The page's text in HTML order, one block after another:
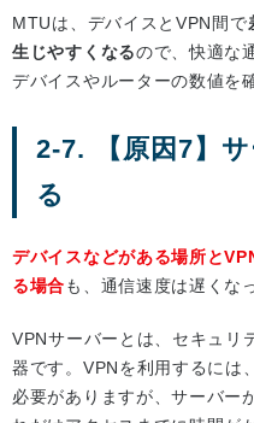
MTUは、デバイスとVPN間で
生じやすくなるので、快適な
デバイスやルーターの数値を
2-7. 【原因7】
る
デバイスなどがある場所と
る場合も、通信速度は遅くな
VPNサーバーとは、セキュリ
器です。VPNを利用するには
必要がありますが、サーバー